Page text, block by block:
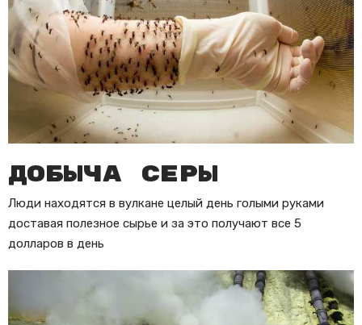
Добыча серы
Люди находятся в вулкане целый день голыми руками
доставая полезное сырье и за это получают все 5
долларов в день